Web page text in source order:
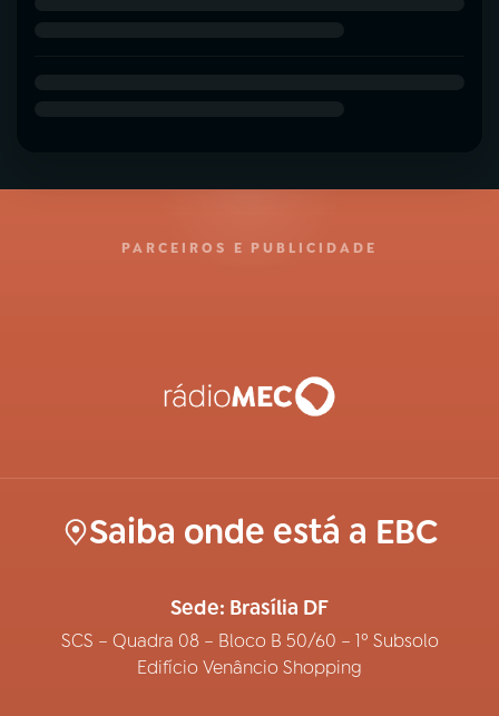
PARCEIROS E PUBLICIDADE
Saiba onde está a EBC
Sede: Brasília DF
SCS – Quadra 08 – Bloco B 50/60 – 1º Subsolo
Edifício Venâncio Shopping